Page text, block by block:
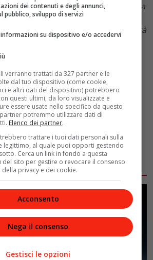
l’Italia ha raggiunto ancora una volta
come ha accertato la
la scorsa settimana. L’ Italia
potrà
, dopo i
dei contenuti e degli annunci,
pubblico, sviluppo di servizi
su dispositivo e/o accedervi
verranno trattati da 327 partner e le
dal tuo dispositivo (come cookie,
e altri dati del dispositivo) potrebbero
questi ultimi, da loro visualizzate e
essere usate nello specifico da questo
potremmo utilizzare dati di
Elenco dei partner.
trattare i tuoi dati personali sulla
legittimo, al quale puoi opporti gestendo
Cerca un link in fondo a questa
del sito per gestire o revocare il consenso
privacy e dei cookie.
Acconsento
Nega il consenso
Gestisci le opzioni